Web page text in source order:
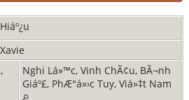
Nghi Lá»™c, Vinh ChÃ¢u, BÃ¬nh
Giáº£, PhÆ°á»›c Tuy, Viá»‡t Nam